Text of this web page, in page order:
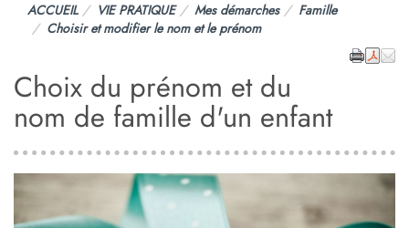
ACCUEIL VIE PRATIQUE Mes démarches
Famille
Choisir et modifier le nom et le prénom
Choix du prénom et du
nom de famille d'un enfant